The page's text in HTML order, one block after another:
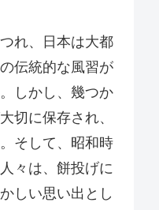
れ、日本は大都
伝統的な風習が
しかし、幾つか
切に保存され、
そして、昭和時
々は、餅投げに
しい思い出とし